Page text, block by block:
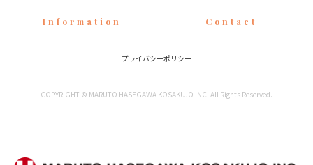
Information Contact
プライバシーポリシー
COPYRIGHT © MARUTO HASEGAWA KOSAKUJO INC. All Rights Reserved.